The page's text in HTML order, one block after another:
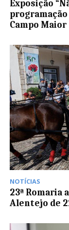
Exposição
Campo Maior
NOTÍCIAS
23ª Romaria
Alentejo de